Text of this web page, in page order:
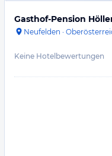
Gasthof-Pension
Neufelden ·
Keine Hotelbewertungen